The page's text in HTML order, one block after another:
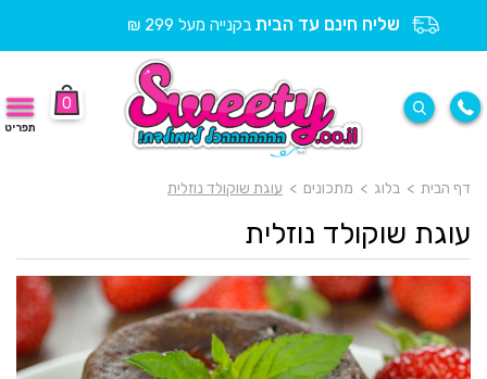
שליח חינם עד הבית בקנייה מעל 299 ₪
0
תפריט
דף הבית > בלוג > מתכונים > עוגת שוקולד נוזלית
עוגת שוקולד נוזלית